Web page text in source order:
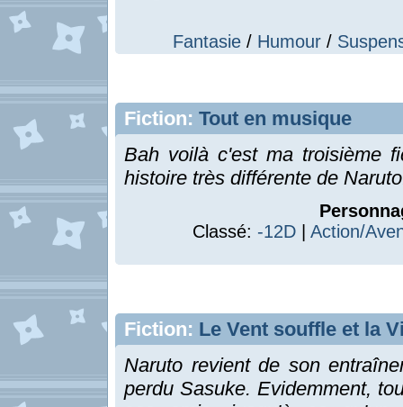
Fantasie / Humour /
Fiction: Tout en musique
Bah voilà c'est ma troisième
histoire très différente de
Classé: -12D Action/
Fiction: Le Vent souffle et la
Naruto revient de son
perdu Sasuke. Evidemment,